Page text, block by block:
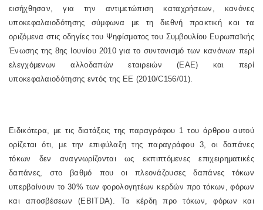
εισήχθησαν, για την αντιμετώπιση καταχρήσεων, κανόνες
υποκεφαλαιοδότησης σύμφωνα με τη διεθνή πρακτική και τα
οριζόμενα στις οδηγίες του Ψηφίσματος του Συμβουλίου Ευρωπαϊκής
Ένωσης της 8ης Ιουνίου 2010 για το συντονισμό των κανόνων περί
ελεγχόμενων αλλοδαπών εταιρειών (ΕΑΕ) και περί
υποκεφαλαιοδότησης εντός της ΕΕ (2010/C156/01).
Ειδικότερα, με τις διατάξεις της παραγράφου 1 του άρθρου αυτού
ορίζεται ότι, με την επιφύλαξη της παραγράφου 3, οι δαπάνες
τόκων δεν αναγνωρίζονται ως εκπιπτόμενες επιχειρηματικές
δαπάνες, στο βαθμό που οι πλεονάζουσες δαπάνες τόκων
υπερβαίνουν το 30% των φορολογητέων κερδών προ τόκων, φόρων
και αποσβέσεων (EBITDA). Τα κέρδη προ τόκων, φόρων και